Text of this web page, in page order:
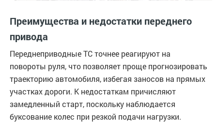
Преимущества и недостатки переднего
привода
Переднеприводные ТС точнее реагируют на
повороты руля, что позволяет проще прогнозировать
траекторию автомобиля, избегая заносов на прямых
участках дороги. К недостаткам причисляют
замедленный старт, поскольку наблюдается
буксование колес при резкой подачи нагрузки.